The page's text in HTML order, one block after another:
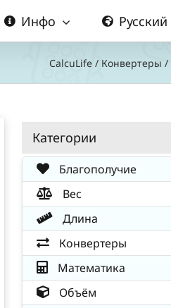
Инфо Русский
CalcuLife / Конвертеры /
Категории
Благополучие
Вес
Длина
Конвертеры
Математика
Объём